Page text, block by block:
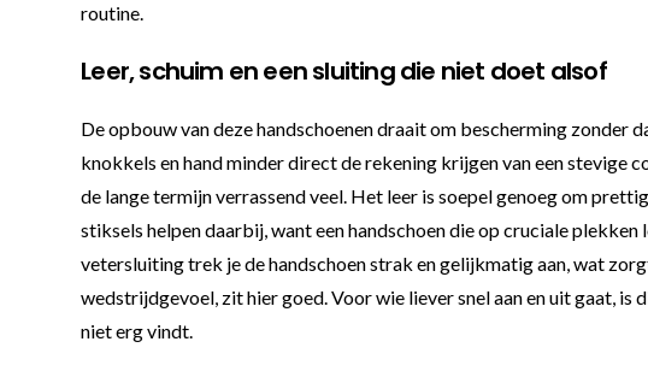
routine.
Leer, schuim en een sluiting die niet doet alsof
De opbouw van deze handschoenen draait om bescherming
knokkels en hand minder direct de rekening krijgen van een stevige
de lange termijn verrassend veel. Het leer is soepel genoeg om
stiksels helpen daarbij, want een handschoen die op cruciale
vetersluiting trek je de handschoen strak en gelijkmatig aan, wat
wedstrijdgevoel, zit hier goed. Voor wie liever snel aan en uit gaat,
niet erg vindt.